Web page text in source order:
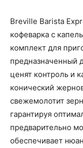
Breville Barista
кофеварка с
комплект для
предназначенный
ценят контроль и
конический
свежемолотит
гарантируя
предварительно
обеспечивает